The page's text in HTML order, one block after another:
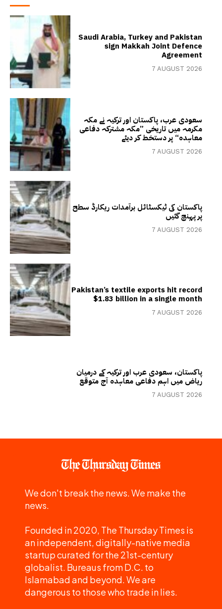
Saudi Arabia, Turkey and Pakistan
sign Makkah Joint Defence
Agreement
7 AUGUST 2026
سعودی عرب، پاکستان اور ترکیہ نے مکہ
مکرمہ میں تاریخی ”مکہ مشترکہ دفاعی
معاہدہ“ پر دستخط کر دیئے
7 AUGUST 2026
پاکستان کی ٹیکسٹائل برآمدات ریکارڈ سطح
پر پہنچ گئیں
7 AUGUST 2026
Pakistan’s textile exports hit record
$1.83 billion in a single month
7 AUGUST 2026
پاکستان، سعودی عرب اور ترکیہ کے درمیان
ریاض میں اہم دفاعی معاہدہ آج متوقع
7 AUGUST 2026
We don't break the news. We make the
news.
Founded in 2020, The Thursday Times is
an independent, digitally-native media
startup curated for the 21st-century
globalist. Bureaus from D.C. to
Islamabad and beyond. We are
dangerous to those who trade in lies.